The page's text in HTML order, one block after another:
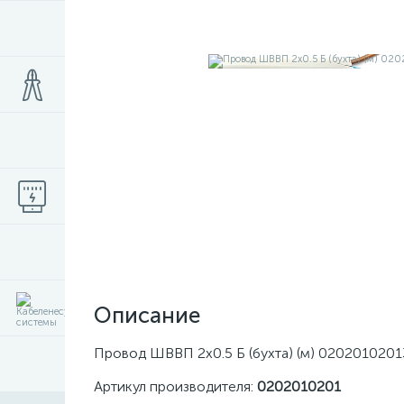
Описание
Провод ШВВП 2х0.5 Б (бухта) (м)
Артикул производителя: 0202010201